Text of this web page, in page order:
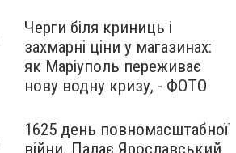
Черги біля криниць і
захмарні ціни у магазинах:
як Маріуполь переживає
нову водну кризу, - ФОТО
1625 день повномасштабної
війни. Палає Ярославський